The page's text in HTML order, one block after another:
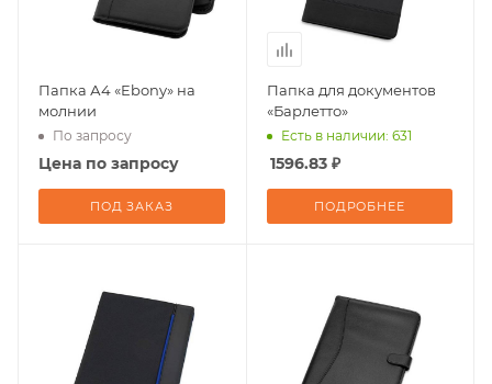
Папка А4 «Ebony» на
молнии
По запросу
Цена по запросу
ПОД ЗАКАЗ
Папка для документов
«Барлетто»
Есть в наличии: 631
1596.83 ₽
ПОДРОБНЕЕ